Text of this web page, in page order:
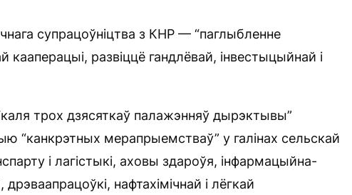
супрацоўніцтва з КНР — “паглыбленне
кааперацыі, развіццё гандлёвай, інвестыцыйнай і
трох дзясяткаў палажэнняў дырэктывы”
“канкрэтных мерапрыемстваў” у галінах сельскай
і лагістыкі, аховы здароўя, інфармацыйна-
нафтахімічнай і лёгкай